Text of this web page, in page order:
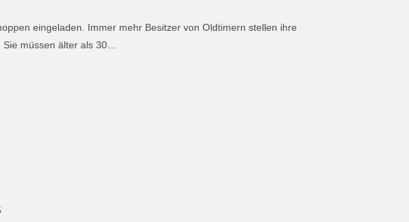
eingeladen. Immer mehr Besitzer von Oldtimern stellen ihre
müssen älter als 30…